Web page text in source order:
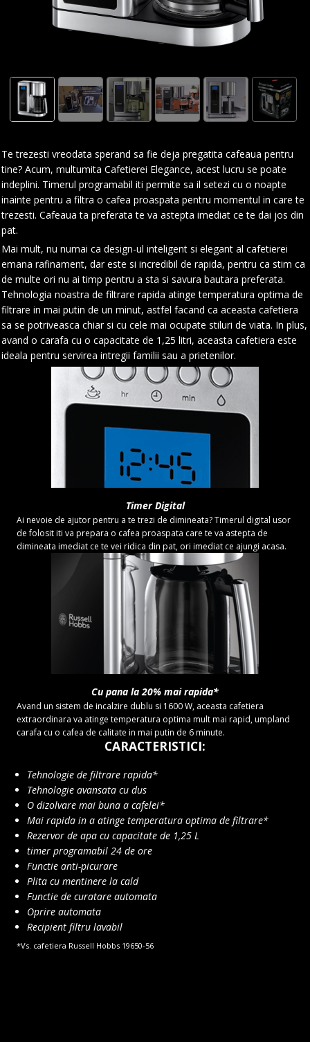
Te trezesti vreodata sperand sa fie deja pregatita cafeaua pentru
tine? Acum, multumita Cafetierei Elegance, acest lucru se poate
indeplini. Timerul programabil iti permite sa il setezi cu o noapte
inainte pentru a filtra o cafea proaspata pentru momentul in care te
trezesti. Cafeaua ta preferata te va astepta imediat ce te dai jos din
pat.
Mai mult, nu numai ca design-ul inteligent si elegant al cafetierei
emana rafinament, dar este si incredibil de rapida, pentru ca stim ca
de multe ori nu ai timp pentru a sta si savura bautara preferata.
Tehnologia noastra de filtrare rapida atinge temperatura optima de
filtrare in mai putin de un minut, astfel facand ca aceasta cafetiera
sa se potriveasca chiar si cu cele mai ocupate stiluri de viata. In plus,
avand o carafa cu o capacitate de 1,25 litri, aceasta cafetiera este
ideala pentru servirea intregii familii sau a prietenilor.
Timer Digital
Ai nevoie de ajutor pentru a te trezi de dimineata? Timerul digital usor
de folosit iti va prepara o cafea proaspata care te va astepta de
dimineata imediat ce te vei ridica din pat, ori imediat ce ajungi acasa.
Cu pana la 20% mai rapida*
Avand un sistem de incalzire dublu si 1600 W, aceasta cafetiera
extraordinara va atinge temperatura optima mult mai rapid, umpland
carafa cu o cafea de calitate in mai putin de 6 minute.
CARACTERISTICI:
Tehnologie de filtrare rapida*
Tehnologie avansata cu dus
O dizolvare mai buna a cafelei*
Mai rapida in a atinge temperatura optima de filtrare*
Rezervor de apa cu capacitate de 1,25 L
timer programabil 24 de ore
Functie anti-picurare
Plita cu mentinere la cald
Functie de curatare automata
Oprire automata
Recipient filtru lavabil
*Vs. cafetiera Russell Hobbs 19650-56